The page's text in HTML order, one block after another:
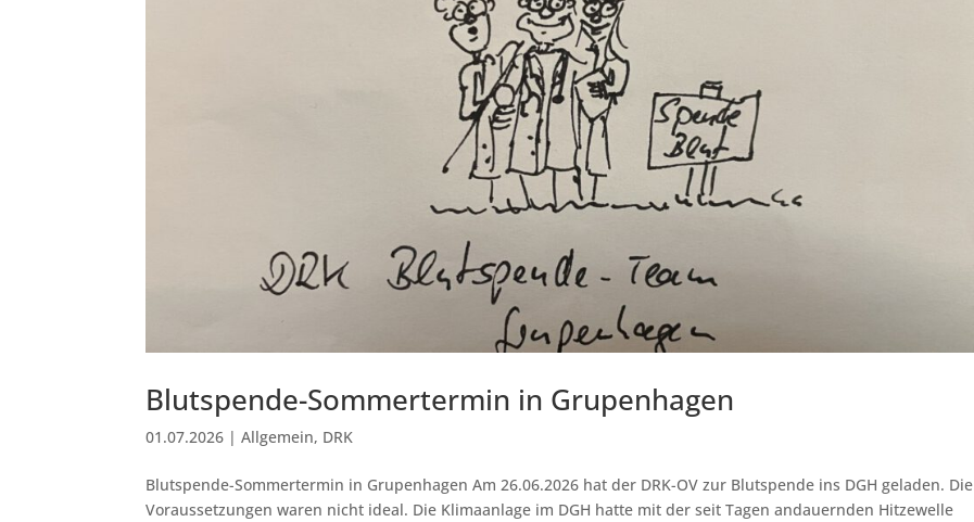
Blutspende-Sommertermin in Grupenhagen
01.07.2026 |Allgemein, DRK
Blutspende-Sommertermin in Grupenhagen ​Am 26.06.2026 hat der DRK-OV zur Blutspende ins DGH geladen. Die
Voraussetzungen waren nicht ideal. Die Klimaanlage im DGH hatte mit der seit Tagen andauernden Hitzewelle